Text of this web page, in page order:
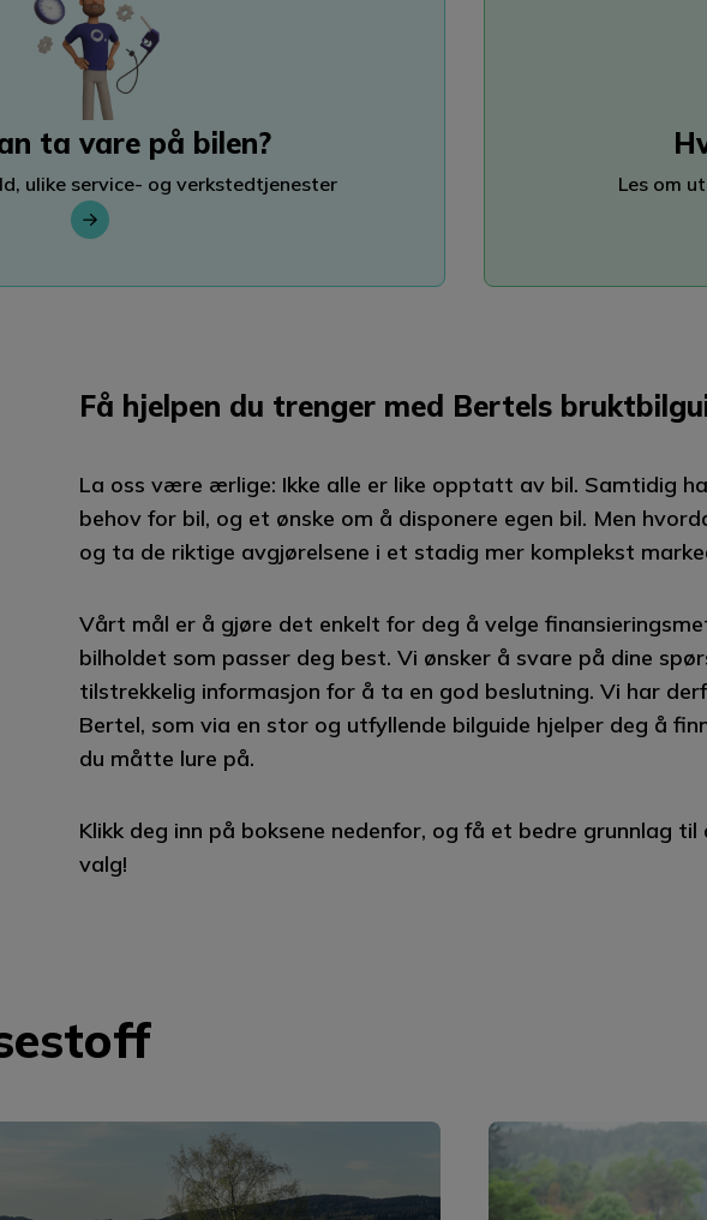
ta vare på bilen?
ulike service- og verkstedtjenester Les om
Få hjelpen du trenger med Bertels
La oss være ærlige: Ikke alle er like opptatt av bil. Samtidig
behov for bil, og et ønske om å disponere egen bil. Men
og ta de riktige avgjørelsene i et stadig mer komplekst
Vårt mål er å gjøre det enkelt for deg å velge
bilholdet som passer deg best. Vi ønsker å svare på dine
tilstrekkelig informasjon for å ta en god beslutning. Vi har
Bertel, som via en stor og utfyllende bilguide hjelper deg å
du måtte lure på.
Klikk deg inn på boksene nedenfor, og få et bedre grunnlag til
valg!